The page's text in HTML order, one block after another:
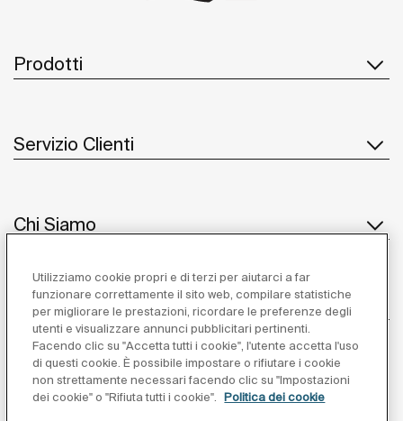
Prodotti
Servizio Clienti
Chi Siamo
Ispirazione
Seguiteci
Utilizziamo cookie propri e di terzi per aiutarci a far
funzionare correttamente il sito web, compilare statistiche
per migliorare le prestazioni, ricordare le preferenze degli
utenti e visualizzare annunci pubblicitari pertinenti.
Facendo clic su "Accetta tutti i cookie", l'utente accetta l'uso
di questi cookie. È possibile impostare o rifiutare i cookie
non strettamente necessari facendo clic su "Impostazioni
dei cookie" o "Rifiuta tutti i cookie".
Politica dei cookie